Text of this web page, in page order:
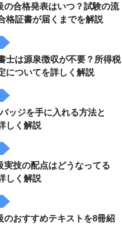
の合格発表はいつ？試験の流
格証書が届くまでを解説
士は源泉徴収が不要？所得税
についてを詳しく解説
ッジを手に入れる方法と
しく解説
実技の配点はどうなってる
しく解説
のおすすめテキストを8冊紹